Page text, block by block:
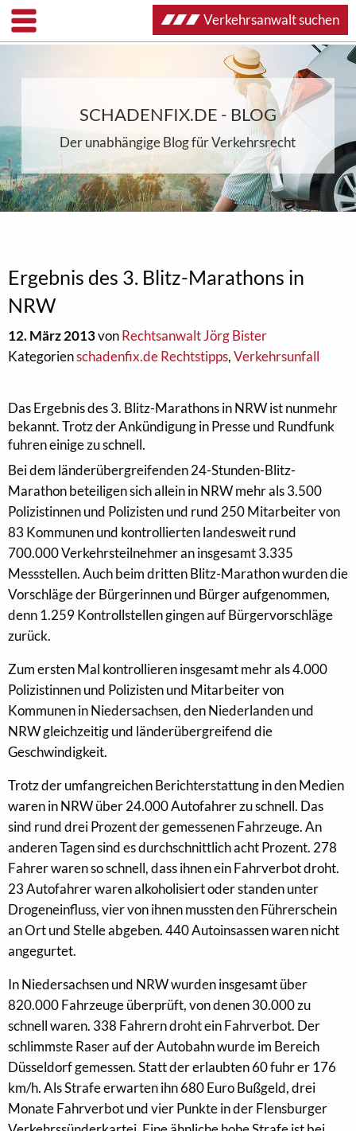
SCHADENFIX.DE - BLOG
Der unabhängige Blog für Verkehrsrecht
Ergebnis des 3. Blitz-Marathons in
NRW
12. März 2013vonRechtsanwalt Jörg Bister
Kategorienschadenfix.de Rechtstipps,Verkehrsunfall
Das Ergebnis des 3. Blitz-Marathons in NRW ist nunmehr
bekannt. Trotz der Ankündigung in Presse und Rundfunk
fuhren einige zu schnell.
Bei dem länderübergreifenden 24-Stunden-Blitz-
Marathon beteiligen sich allein in NRW mehr als 3.500
Polizistinnen und Polizisten und rund 250 Mitarbeiter von
83 Kommunen und kontrollierten landesweit rund
700.000 Verkehrsteilnehmer an insgesamt 3.335
Messstellen. Auch beim dritten Blitz-Marathon wurden die
Vorschläge der Bürgerinnen und Bürger aufgenommen,
denn 1.259 Kontrollstellen gingen auf Bürgervorschläge
zurück.
Zum ersten Mal kontrollieren insgesamt mehr als 4.000
Polizistinnen und Polizisten und Mitarbeiter von
Kommunen in Niedersachsen, den Niederlanden und
NRW gleichzeitig und länderübergreifend die
Geschwindigkeit.
Trotz der umfangreichen Berichterstattung in den Medien
waren in NRW über 24.000 Autofahrer zu schnell. Das
sind rund drei Prozent der gemessenen Fahrzeuge. An
anderen Tagen sind es durchschnittlich acht Prozent. 278
Fahrer waren so schnell, dass ihnen ein Fahrverbot droht.
23 Autofahrer waren alkoholisiert oder standen unter
Drogeneinfluss, vier von ihnen mussten den Führerschein
an Ort und Stelle abgeben. 440 Autoinsassen waren nicht
angegurtet.
In Niedersachsen und NRW wurden insgesamt über
820.000 Fahrzeuge überprüft, von denen 30.000 zu
schnell waren. 338 Fahrern droht ein Fahrverbot. Der
schlimmste Raser auf der Autobahn wurde im Bereich
Düsseldorf gemessen. Statt der erlaubten 60 fuhr er 176
km/h. Als Strafe erwarten ihn 680 Euro Bußgeld, drei
Monate Fahrverbot und vier Punkte in der Flensburger
Verkehrsanwalt suchen